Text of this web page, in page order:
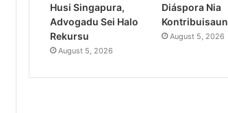
Husi Singapura,
Advogadu Sei Halo
Rekursu
August 5, 2026
Diáspora Nia
Kontribuisaun
August 5, 2026